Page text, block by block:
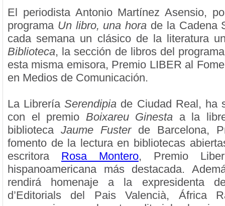
El periodista Antonio Martínez Asensio,
programa Un libro, una hora de la Cadena
cada semana un clásico de la literatura
Biblioteca, la sección de libros del
esta misma emisora, Premio LIBER al
en Medios de Comunicación.
La LibreríaSerendipia de Ciudad Real, ha
con el premio Boixareu Ginesta a la
biblioteca Jaume Fusterde Barcelona,
fomento de la lectura en bibliotecas
escritora Rosa Montero, Premio
hispanoamericana más destacada.
rendirá homenaje a la expresidenta
d’Editorials del Pais Valencià, África